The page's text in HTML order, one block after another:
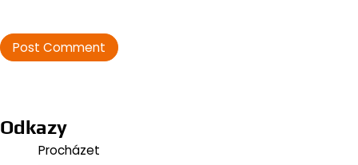
Odkazy
Procházet